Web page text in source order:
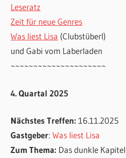
Leseratz
Zeit für neue Genres
Was liest Lisa (Clubstüberl)
und Gabi vom Laberladen
~~~~~~~~~~~~~~~~~~~~~
4. Quartal 2025
Nächstes Treffen:16.11.2025
Gastgeber:Was liest Lisa
Zum Thema: Das dunkle Kapitel